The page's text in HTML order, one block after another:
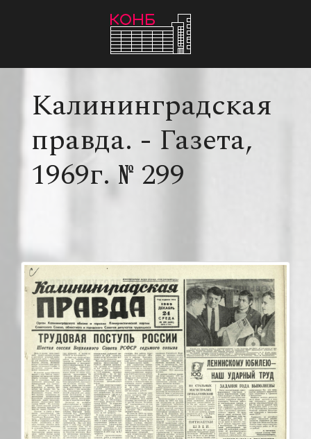
Калининградская
правда. - Газета,
1969г. № 299